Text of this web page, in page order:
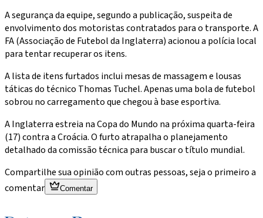
A segurança da equipe, segundo a publicação, suspeita de
envolvimento dos motoristas contratados para o transporte. A
FA (Associação de Futebol da Inglaterra) acionou a polícia local
para tentar recuperar os itens.
A lista de itens furtados inclui mesas de massagem e lousas
táticas do técnico Thomas Tuchel. Apenas uma bola de futebol
sobrou no carregamento que chegou à base esportiva.
A Inglaterra estreia na Copa do Mundo na próxima quarta-feira
(17) contra a Croácia. O furto atrapalha o planejamento
detalhado da comissão técnica para buscar o título mundial.
Compartilhe sua opinião com outras pessoas, seja o primeiro a
comentar
Comentar